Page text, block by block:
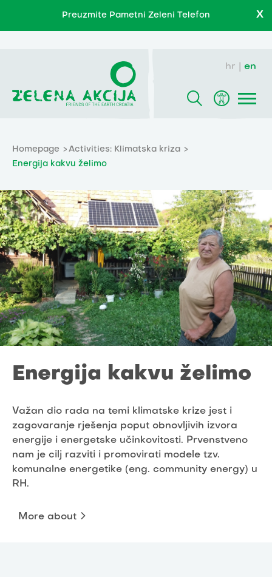
Preuzmite Pametni Zeleni Telefon X
hr en
Homepage
Activities: Klimatska kriza
Energija kakvu želimo
Energija kakvu želimo
Važan dio rada na temi klimatske krize jest i
zagovaranje rješenja poput obnovljivih izvora
energije i energetske učinkovitosti. Prvenstveno
nam je cilj razviti i promovirati modele tzv.
komunalne energetike (eng. community energy) u
RH.
More about